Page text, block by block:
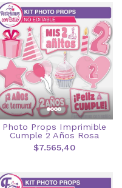
Photo Props Imprimible
Cumple 2 Años Rosa
$7.565,40